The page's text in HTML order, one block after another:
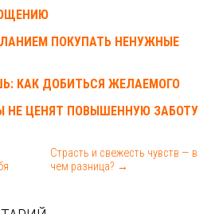
ПОКУПАТЬ НЕНУЖНЫЕ
КАК ДОБИТЬСЯ ЖЕЛАЕМОГО
ЦЕНЯТ ПОВЫШЕННУЮ ЗАБОТУ
Страсть и свежесть чувств — в
чем разница? →